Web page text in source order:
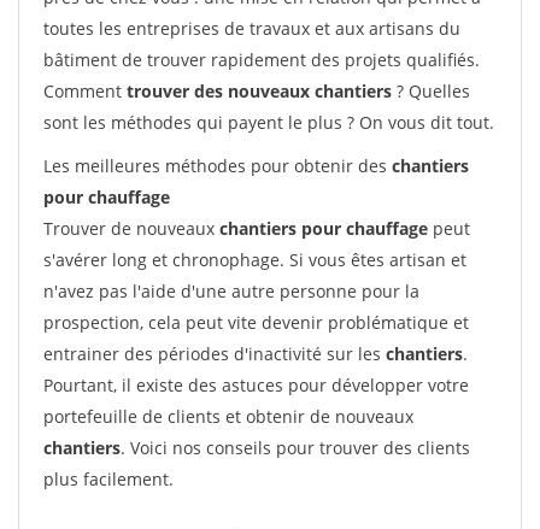
toutes les entreprises de travaux et aux artisans du
bâtiment de trouver rapidement des projets qualifiés.
Comment trouver des nouveaux chantiers ? Quelles
sont les méthodes qui payent le plus ? On vous dit tout.
Les meilleures méthodes pour obtenir des chantiers
pour chauffage
Trouver de nouveaux chantiers pour chauffage peut
s'avérer long et chronophage. Si vous êtes artisan et
n'avez pas l'aide d'une autre personne pour la
prospection, cela peut vite devenir problématique et
entrainer des périodes d'inactivité sur les chantiers.
Pourtant, il existe des astuces pour développer votre
portefeuille de clients et obtenir de nouveaux
chantiers. Voici nos conseils pour trouver des clients
plus facilement.